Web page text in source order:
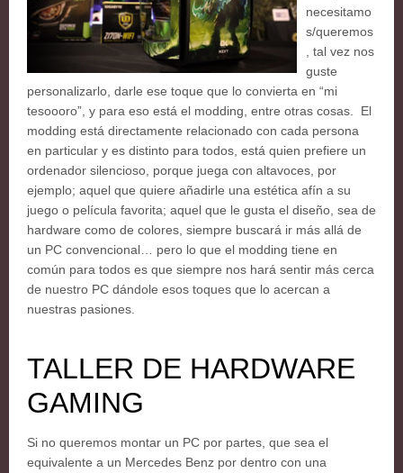
necesitamo
s/queremos
, tal vez nos
guste
personalizarlo, darle ese toque que lo convierta en “mi
tesoooro”, y para eso está el modding, entre otras cosas. El
modding está directamente relacionado con cada persona
en particular y es distinto para todos, está quien prefiere un
ordenador silencioso, porque juega con altavoces, por
ejemplo; aquel que quiere añadirle una estética afín a su
juego o película favorita; aquel que le gusta el diseño, sea de
hardware como de colores, siempre buscará ir más allá de
un PC convencional… pero lo que el modding tiene en
común para todos es que siempre nos hará sentir más cerca
de nuestro PC dándole esos toques que lo acercan a
nuestras pasiones.
TALLER DE HARDWARE
GAMING
Si no queremos montar un PC por partes, que sea el
equivalente a un Mercedes Benz por dentro con una